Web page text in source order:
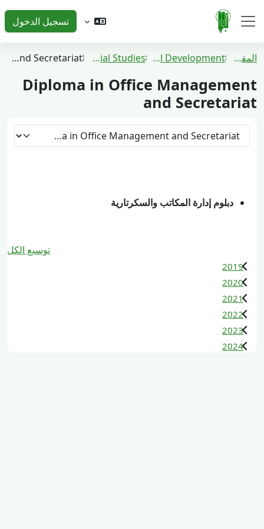
تخطى إلى المحتوى الرئيسي
واجهة جانبية
تسجيل الدخول
المقررات الدراسية Faculty of Human and Technical Development
Department of Commercial Studies
Diploma in Office Management and Secretariat
Diploma in Office Management
and Secretariat
تصنيفات المقررات
دبلوم إدارة المكاتب والسكرتارية
توسيع الكل
2019
2020
2021
2022
2023
2024